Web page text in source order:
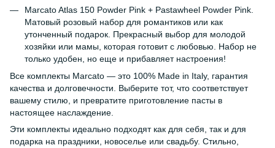
Marcato Atlas 150 Powder Pink + Pastawheel Powder Pink.
Матовый розовый набор для романтиков или как
утонченный подарок. Прекрасный выбор для молодой
хозяйки или мамы, которая готовит с любовью. Набор не
только удобен, но еще и прибавляет настроения!
Все комплекты Marcato — это 100% Made in Italy, гарантия
качества и долговечности. Выберите тот, что соответствует
вашему стилю, и превратите приготовление пасты в
настоящее наслаждение.
Эти комплекты идеально подходят как для себя, так и для
подарка на праздники, новоселье или свадьбу. Стильно,